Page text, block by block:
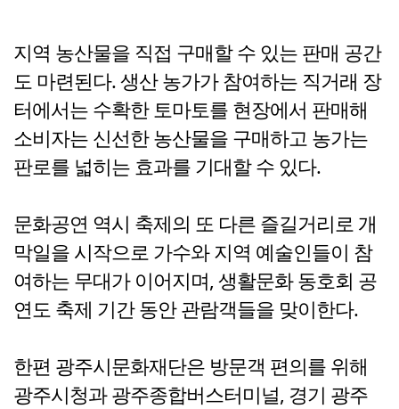
지역 농산물을 직접 구매할 수 있는 판매 공간
도 마련된다. 생산 농가가 참여하는 직거래 장
터에서는 수확한 토마토를 현장에서 판매해
소비자는 신선한 농산물을 구매하고 농가는
판로를 넓히는 효과를 기대할 수 있다.
문화공연 역시 축제의 또 다른 즐길거리로 개
막일을 시작으로 가수와 지역 예술인들이 참
여하는 무대가 이어지며, 생활문화 동호회 공
연도 축제 기간 동안 관람객들을 맞이한다.
한편 광주시문화재단은 방문객 편의를 위해
광주시청과 광주종합버스터미널, 경기 광주